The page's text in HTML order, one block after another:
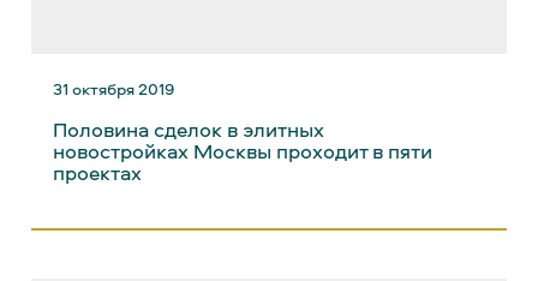
31 октября 2019
Половина сделок в элитных
новостройках Москвы проходит в пяти
проектах